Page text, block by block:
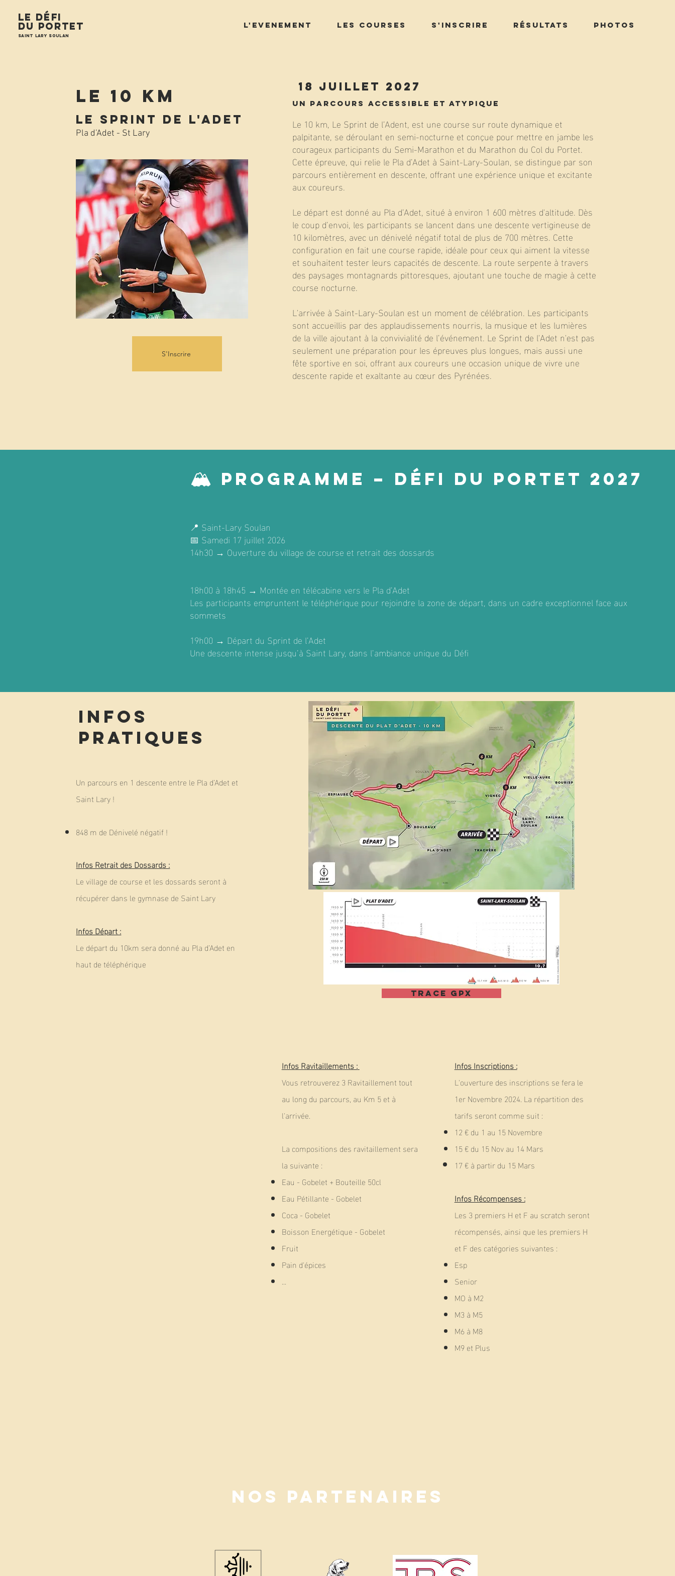
Le défi
du Portet
Saint Lary Soulan
L'Evenement Les Courses S'inscrire Résultats Photos
LE 10 Km
Le Sprint de l'Adet
Pla d’Adet - St Lary
S'Inscrire
18 juillet 2027
Un Parcours Accessible et atypique
Le 10 km, Le Sprint de l’Adent, est une course sur route dynamique et
palpitante, se déroulant en semi-nocturne et conçue pour mettre en jambe les
courageux participants du Semi-Marathon et du Marathon du Col du Portet.
Cette épreuve, qui relie le Pla d’Adet à Saint-Lary-Soulan, se distingue par son
parcours entièrement en descente, offrant une expérience unique et excitante
aux coureurs.
Le départ est donné au Pla d’Adet, situé à environ 1 600 mètres d'altitude. Dès
le coup d’envoi, les participants se lancent dans une descente vertigineuse de
10 kilomètres, avec un dénivelé négatif total de plus de 700 mètres. Cette
configuration en fait une course rapide, idéale pour ceux qui aiment la vitesse
et souhaitent tester leurs capacités de descente. La route serpente à travers
des paysages montagnards pittoresques, ajoutant une touche de magie à cette
course nocturne.
L'arrivée à Saint-Lary-Soulan est un moment de célébration. Les participants
sont accueillis par des applaudissements nourris, la musique et les lumières
de la ville ajoutant à la convivialité de l’événement. Le Sprint de l'Adet n'est pas
seulement une préparation pour les épreuves plus longues, mais aussi une
fête sportive en soi, offrant aux coureurs une occasion unique de vivre une
descente rapide et exaltante au cœur des Pyrénées.
🏔️ Programme – Défi du Portet 2027
📍 Saint-Lary Soulan
📅 Samedi 17 juillet 2026
14h30 → Ouverture du village de course et retrait des dossards
18h00 à 18h45 → Montée en télécabine vers le Pla d’Adet
Les participants empruntent le téléphérique pour rejoindre la zone de départ, dans un cadre exceptionnel face aux
sommets
19h00 → Départ du Sprint de l’Adet
Une descente intense jusqu’à Saint Lary, dans l’ambiance unique du Défi
Infos
Pratiques
Un parcours en 1 descente entre le Pla d’Adet et
Saint Lary !
848 m de Dénivelé négatif ! ​
Infos Retrait des Dossards :
Le village de course et les dossards seront à
récupérer dans le gymnase de Saint Lary
Infos Départ :
Le départ du 10km sera donné au Pla d’Adet en
haut de téléphérique
Trace GPX
Infos Ravitaillements :
Vous retrouverez 3 Ravitaillement tout
au long du parcours, au Km 5 et à
l'arrivée.
La compositions des ravitaillement sera
la suivante :
Eau - Gobelet + Bouteille 50cl
Eau Pétillante - Gobelet
Coca - Gobelet
Boisson Energétique - Gobelet
Fruit
Pain d'épices
...
Infos Inscriptions :
L'ouverture des inscriptions se fera le
1er Novembre 2024. La répartition des
tarifs seront comme suit :
12 € du 1 au 15 Novembre
15 € du 15 Nov au 14 Mars
17 € à partir du 15 Mars
Infos Récompenses :
Les 3 premiers H et F au scratch seront
récompensés, ainsi que les premiers H
et F des catégories suivantes :
Esp
Senior
MO à M2
M3 à M5
M6 à M8
M9 et Plus ​
Nos Partenaires